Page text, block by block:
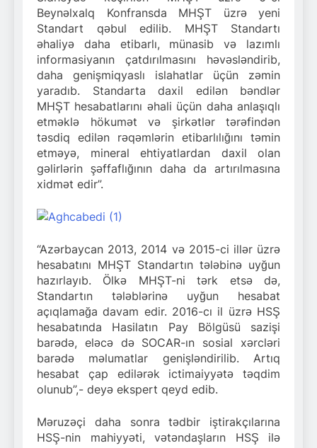
Beynəlxalq Konfransda MHŞT üzrə yeni
Standart qəbul edilib. MHŞT Standartı
əhaliyə daha etibarlı, münasib və lazımlı
informasiyanın çatdırılmasını həvəsləndirib,
daha genişmiqyaslı islahatlar üçün zəmin
yaradıb. Standarta daxil edilən bəndlər
MHŞT hesabatlarını əhali üçün daha anlaşıqlı
etməklə hökumət və şirkətlər tərəfindən
təsdiq edilən rəqəmlərin etibarlılığını təmin
etməyə, mineral ehtiyatlardan daxil olan
gəlirlərin şəffaflığının daha da artırılmasına
xidmət edir”.
“Azərbaycan 2013, 2014 və 2015-ci illər üzrə
hesabatını MHŞT Standartın tələbinə uyğun
hazırlayıb. Ölkə MHŞT-ni tərk etsə də,
Standartın tələblərinə uyğun hesabat
açıqlamağa davam edir. 2016-cı il üzrə HSŞ
hesabatında Hasilatın Pay Bölgüsü sazişi
barədə, eləcə də SOCAR-ın sosial xərcləri
barədə məlumatlar genişləndirilib. Artıq
hesabat çap edilərək ictimaiyyətə təqdim
olunub”,- deyə ekspert qeyd edib.
Məruzəçi daha sonra tədbir iştirakçılarına
HSŞ-nin mahiyyəti, vətəndaşların HSŞ ilə